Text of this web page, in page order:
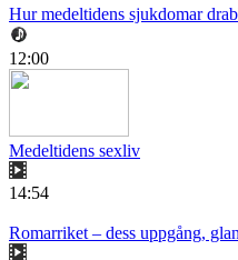
Hur medeltidens sjukdomar
12:00
Medeltidens sexliv
14:54
Romarriket – dess uppgång,